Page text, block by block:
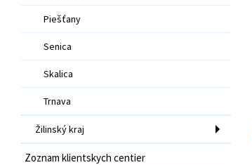
Piešťany
Senica
Skalica
Trnava
Žilinský kraj
Zoznam klientskych centier